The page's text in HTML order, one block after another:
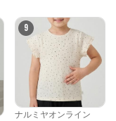
9
ナルミヤオンライン